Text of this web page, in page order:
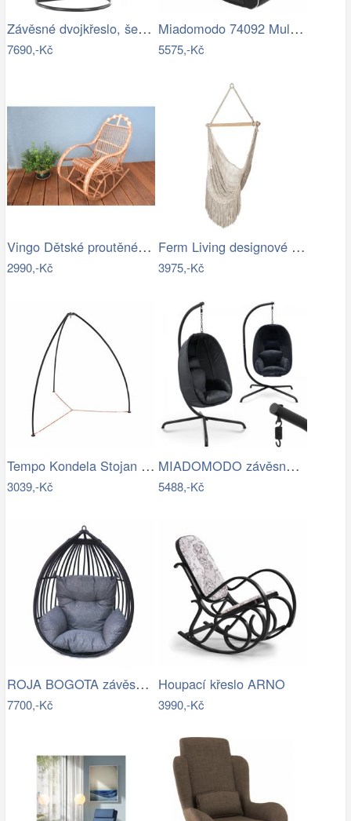
Závěsné dvojkřeslo, šedá, DALVEA 2 NEW…
7690,-Kč
Miadomodo 74092 Multimediální křeslo,…
5575,-Kč
Vingo Dětské proutěné houpací křeslo
2990,-Kč
Ferm Living designové houpací sítě Path…
3975,-Kč
Tempo Kondela Stojan pro závěsné křeslo…
3039,-Kč
MIADOMODO závěsné houpací křeslo…
5488,-Kč
ROJA BOGOTA závěsné křeslo - bez…
7700,-Kč
Houpací křeslo ARNO
3990,-Kč